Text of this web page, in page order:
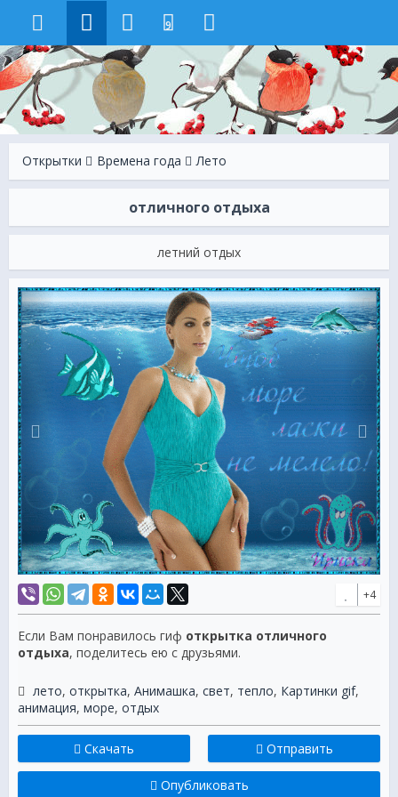
9
Открытки Времена года Лето
отличного отдыха
летний отдых
+4
Если Вам понравилось гиф открытка отличного
отдыха, поделитесь ею с друзьями.
лето, открытка, Анимашка, свет, тепло, Картинки gif,
анимация, море, отдых
Скачать Отправить
Опубликовать